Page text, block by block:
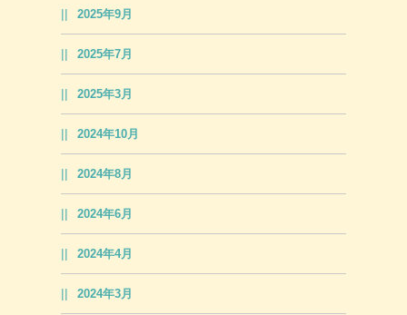
2025年9月
2025年7月
2025年3月
2024年10月
2024年8月
2024年6月
2024年4月
2024年3月